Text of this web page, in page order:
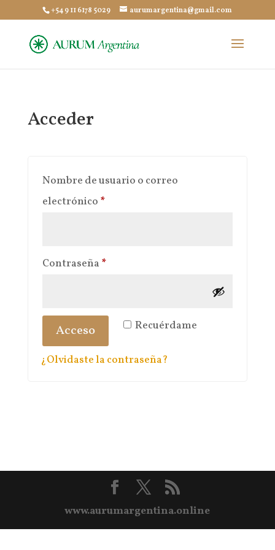
+54 9 11 6178 5029 aurumargentina@gmail.com
Acceder
Nombre de usuario o correo
electrónico *Obligatorio
Contraseña *Obligatorio
Recuérdame
Acceso
¿Olvidaste la contraseña?
www.aurumargentina.online